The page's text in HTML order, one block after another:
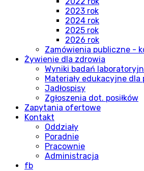
2023 rok
2024 rok
2025 rok
2026 rok
Zamówienia publiczne -
Żywienie dla zdrowia
Wyniki badań
Materiały edukacyjne
Jadłospisy
Zgłoszenia dot. posiłków
Zapytania ofertowe
Kontakt
Oddziały
Poradnie
Pracownie
Administracja
fb